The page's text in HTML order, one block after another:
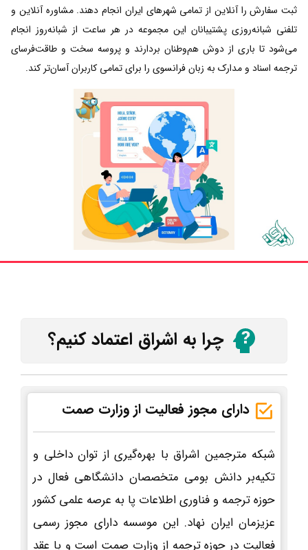
ثبت سفارش را آنلاین از تمامی شهرهای ایران انجام دهند. مشاوره آنلاین و
تلفنی شبانه‌روزی پشتیبانان این مجموعه در هر ساعت از شبانه‌روز انجام
می‌شود تا باری از دوش هم‌وطنان بردارند و پروسه سخت و طاقت‌فرسای
ترجمه اسناد و مدارک به زبان فرانسوی را برای تمامی کاربران آسان‌تر کند.
چرا به اشراق اعتماد کنیم؟
دارای مجوز فعالیت از وزارت صمت
شبکه مترجمین اشراق با بهره‌گیری از توان داخلی و
تکیه‌بر دانش بومی متخصصان دانشگاهی فعال در
حوزه ترجمه و فناوری اطلاعات پا به عرصه علمی کشور
عزیزمان ایران نهاد. این موسسه دارای مجوز رسمی
فعالیت در حوزه ترجمه از وزارت صمت است و با عقد